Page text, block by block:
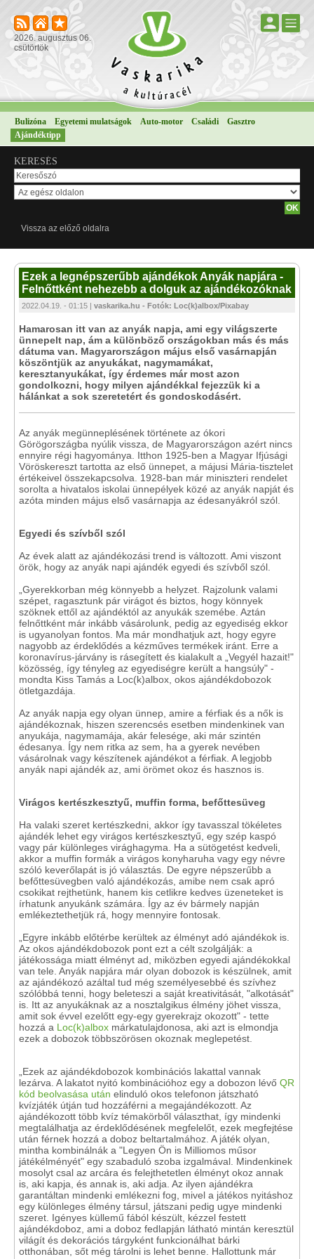
2026. augusztus 06.
csütörtök
Bulizóna Egyetemi mulatságok Auto-motor Családi
Gasztro
Ajándéktipp
KERESÉS
Vissza az előző oldalra
Ezek a legnépszerűbb ajándékok Anyák napjára -
Felnőttként nehezebb a dolguk az ajándékozóknak
2022.04.19. - 01:15 | vaskarika.hu - Fotók: Loc(k)albox/Pixabay
Hamarosan itt van az anyák napja, ami egy világszerte
ünnepelt nap, ám a különböző országokban más és más
dátuma van. Magyarországon május első vasárnapján
köszöntjük az anyukákat, nagymamákat,
keresztanyukákat, így érdemes már most azon
gondolkozni, hogy milyen ajándékkal fejezzük ki a
hálánkat a sok szeretetért és gondoskodásért.
Az anyák megünneplésének története az ókori
Görögországba nyúlik vissza, de Magyarországon azért nincs
ennyire régi hagyománya. Itthon 1925-ben a Magyar Ifjúsági
Vöröskereszt tartotta az első ünnepet, a májusi Mária-tisztelet
értékeivel összekapcsolva. 1928-ban már miniszteri rendelet
sorolta a hivatalos iskolai ünnepélyek közé az anyák napját és
azóta minden május első vasárnapja az édesanyákról szól.
Egyedi és szívből szól
Az évek alatt az ajándékozási trend is változott. Ami viszont
örök, hogy az anyák napi ajándék egyedi és szívből szól.
„Gyerekkorban még könnyebb a helyzet. Rajzolunk valami
szépet, ragasztunk pár virágot és biztos, hogy könnyek
szöknek ettől az ajándéktól az anyukák szemébe. Aztán
felnőttként már inkább vásárolunk, pedig az egyediség ekkor
is ugyanolyan fontos. Ma már mondhatjuk azt, hogy egyre
nagyobb az érdeklődés a kézműves termékek iránt. Erre a
koronavírus-járvány is rásegített és kialakult a „Vegyél hazait!"
közösség, így tényleg az egyediségre került a hangsúly" -
mondta Kiss Tamás a Loc(k)albox, okos ajándékdobozok
ötletgazdája.
Az anyák napja egy olyan ünnep, amire a férfiak és a nők is
ajándékoznak, hiszen szerencsés esetben mindenkinek van
anyukája, nagymamája, akár felesége, aki már szintén
édesanya. Így nem ritka az sem, ha a gyerek nevében
vásárolnak vagy készítenek ajándékot a férfiak. A legjobb
anyák napi ajándék az, ami örömet okoz és hasznos is.
Virágos kertészkesztyű, muffin forma, befőttesüveg
Ha valaki szeret kertészkedni, akkor így tavasszal tökéletes
ajándék lehet egy virágos kertészkesztyű, egy szép kaspó
vagy pár különleges virághagyma. Ha a sütögetést kedveli,
akkor a muffin formák a virágos konyharuha vagy egy névre
szóló keverőlapát is jó választás. De egyre népszerűbb a
befőttesüvegben való ajándékozás, amibe nem csak apró
csokikat rejthetünk, hanem kis cetlikre kedves üzeneteket is
írhatunk anyukánk számára. Így az év bármely napján
emlékeztethetjük rá, hogy mennyire fontosak.
„Egyre inkább előtérbe kerültek az élményt adó ajándékok is.
Az okos ajándékdobozok pont ezt a célt szolgálják: a
játékossága miatt élményt ad, miközben egyedi ajándékokkal
van tele. Anyák napjára már olyan dobozok is készülnek, amit
az ajándékozó azáltal tud még személyesebbé és szívhez
szólóbbá tenni, hogy beleteszi a saját kreativitását, "alkotását"
is. Itt az anyukáknak az a nosztalgikus élmény jöhet vissza,
amit sok évvel ezelőtt egy-egy gyerekrajz okozott" - tette
hozzá a Loc(k)albox márkatulajdonosa, aki azt is elmondja
ezek a dobozok többszörösen okoznak meglepetést.
„Ezek az ajándékdobozok kombinációs lakattal vannak
lezárva. A lakatot nyitó kombinációhoz egy a dobozon lévő QR
kód beolvasása után elinduló okos telefonon játszható
kvízjáték útján tud hozzáférni a megajándékozott. Az
ajándékozott több kvíz témakörből választhat, így mindenki
megtalálhatja az érdeklődésének megfelelőt, ezek megfejtése
után férnek hozzá a doboz beltartalmához. A játék olyan,
mintha kombinálnák a "Legyen Ön is Milliomos műsor
játékélményét" egy szabaduló szoba izgalmával. Mindenkinek
mosolyt csal az arcára és felejthetetlen élményt okoz annak
is, aki kapja, és annak is, aki adja. Az ilyen ajándékra
garantáltan mindenki emlékezni fog, mivel a játékos nyitáshoz
egy különleges élmény társul, játszani pedig ugye mindenki
szeret. Igényes küllemű fából készült, kézzel festett
ajándékdoboz, ami a doboz fedlapján látható mintán keresztül
világít és dekorációs tárgyként funkcionálhat bárki
otthonában, sőt még tárolni is lehet benne. Hallottunk már